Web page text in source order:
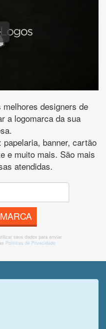
designers de
a logomarca da sua
banner, cartão
e muito mais. São mais
atendidas.
seus dados para enviar
Políticas de Privacidade.